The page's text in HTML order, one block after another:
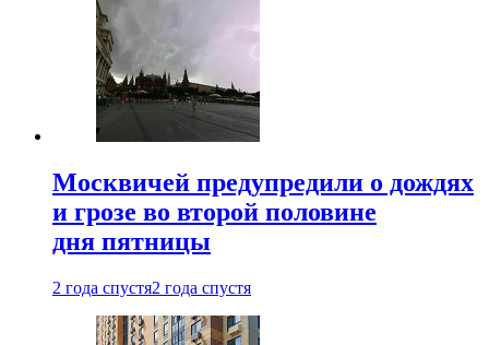
Москвичей предупредили о дождях
и грозе во второй половине
дня пятницы
2 года спустя2 года спустя